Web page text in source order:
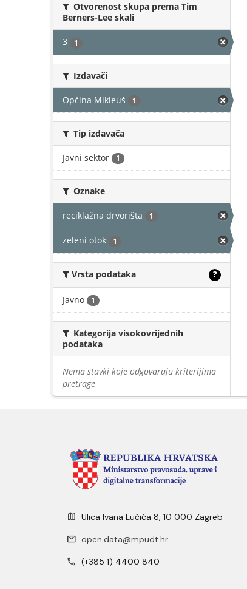
Otvorenost skupa prema Tim
Berners-Lee skali
3 1
Izdavači
Općina Mikleuš 1
Tip izdavača
Javni sektor 1
Oznake
reciklažna drvorišta 1
zeleni otok 1
Vrsta podataka ?
Javno 1
Kategorija visokovrijednih
podataka
Nema stavki koje odgovaraju kriterijima
pretrage